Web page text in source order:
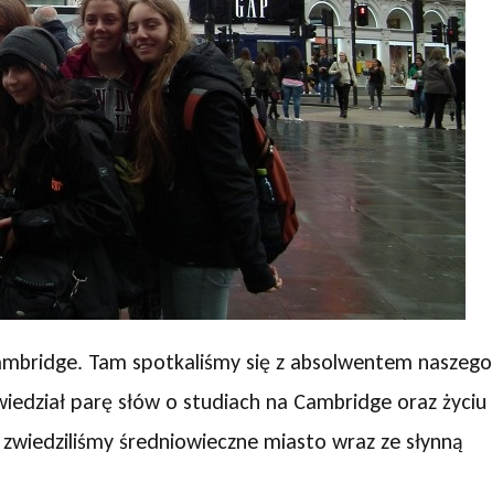
Tam spotkaliśmy się z absolwentem naszego
parę słów o studiach na Cambridge oraz życiu
średniowieczne miasto wraz ze słynną